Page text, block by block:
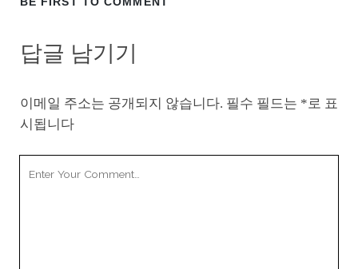
답글 남기기
이메일 주소는 공개되지 않습니다. 필수 필드는 *로 표
시됩니다